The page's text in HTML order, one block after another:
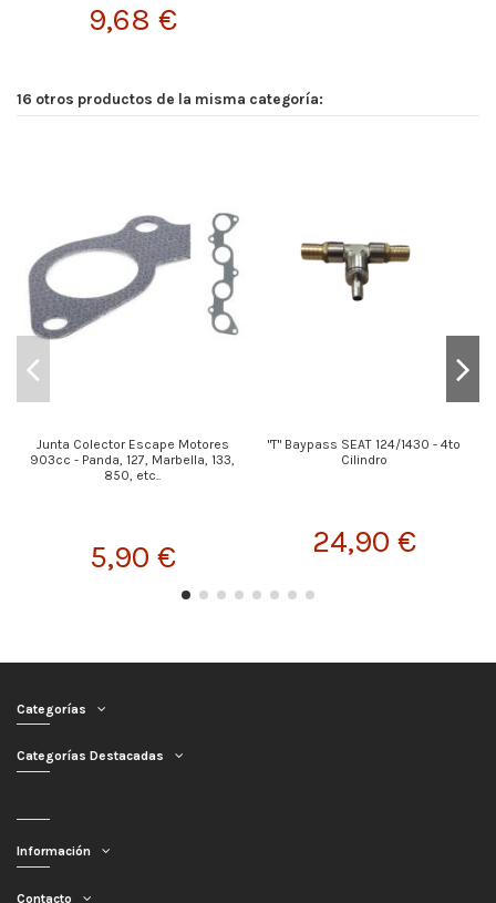
9,68 €
16 otros productos de la misma categoría:
Junta Colector Escape Motores
903cc - Panda, 127, Marbella, 133,
850, etc..
5,90 €
"T" Baypass SEAT 124/1430 - 4to
Cilindro
24,90 €
Categorías
Categorías Destacadas
Información
Contacto